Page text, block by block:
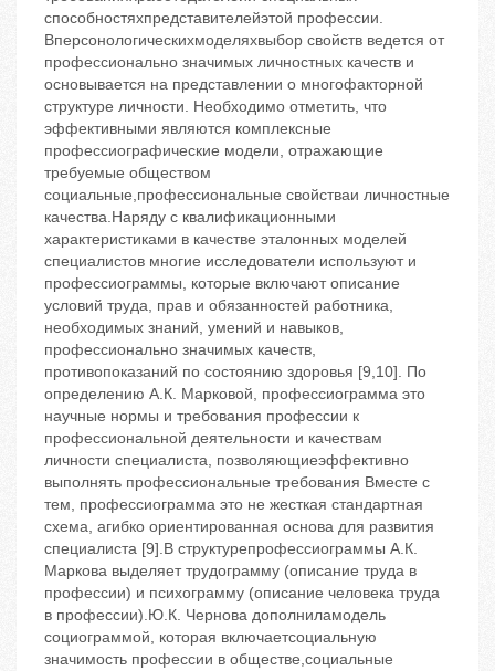
способностяхпредставителейэтой профессии.
Вперсонологическихмоделяхвыбор свойств ведется от
профессионально значимых личностных качеств и
основывается на представлении о многофакторной
структуре личности. Необходимо отметить, что
эффективными являются комплексные
профессиографические модели, отражающие
требуемые обществом
социальные,профессиональные свойстваи личностные
качества.Наряду с квалификационными
характеристиками в качестве эталонных моделей
специалистов многие исследователи используют и
профессиограммы, которые включают описание
условий труда, прав и обязанностей работника,
необходимых знаний, умений и навыков,
профессионально значимых качеств,
противопоказаний по состоянию здоровья [9,10]. По
определению А.К. Марковой, профессиограмма это
научные нормы и требования профессии к
профессиональной деятельности и качествам
личности специалиста, позволяющиеэффективно
выполнять профессиональные требования Вместе с
тем, профессиограмма это не жесткая стандартная
схема, агибко ориентированная основа для развития
специалиста [9].В структурепрофессиограммы А.К.
Маркова выделяет трудограмму (описание труда в
профессии) и психограмму (описание человека труда
в профессии).Ю.К. Чернова дополниламодель
социограммой, которая включаетсоциальную
значимость профессии в обществе,социальные